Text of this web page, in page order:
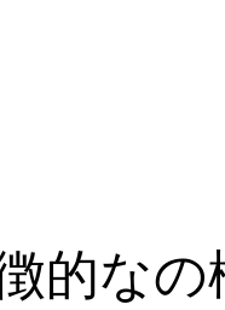
的なの